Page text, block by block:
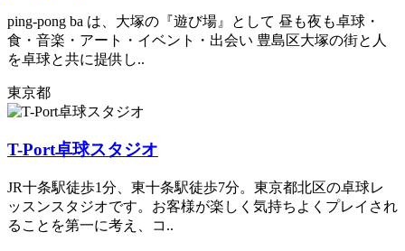
ping-pong ba は、大塚の『遊び場』として 昼も夜も卓球・
食・音楽・アート・イベント・出会い 豊島区大塚の街と人
を卓球と共に提供し..
東京都
T-Port卓球スタジオ
JR十条駅徒歩1分、東十条駅徒歩7分。東京都北区の卓球レ
ッスンスタジオです。お客様が楽しく気持ちよくプレイされ
ることを第一に考え、コ..